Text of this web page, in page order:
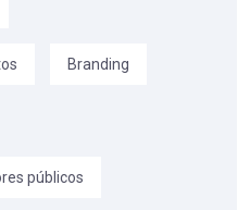
Branding
públicos